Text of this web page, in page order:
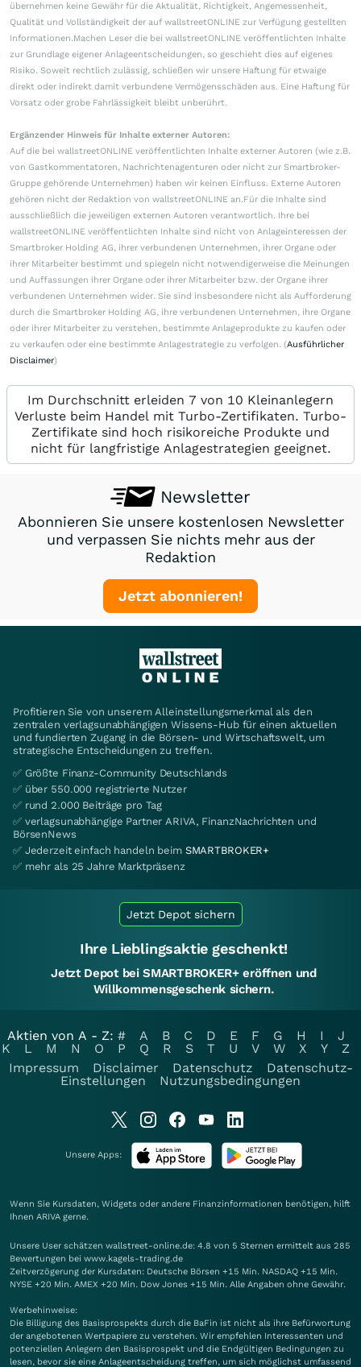
übernehmen keine Gewähr für die Aktualität, Richtigkeit, Angemessenheit,
Qualität und Vollständigkeit der auf wallstreetONLINE zur Verfügung gestellten
Informationen.Machen Leser die bei wallstreetONLINE veröffentlichten Inhalte
zur Grundlage eigener Anlageentscheidungen, so geschieht dies auf eigenes
Risiko. Soweit rechtlich zulässig, schließen wir unsere Haftung für etwaige
direkt oder indirekt damit verbundene Vermögensschäden aus. Eine Haftung für
Vorsatz oder grobe Fahrlässigkeit bleibt unberührt.
Ergänzender Hinweis für Inhalte externer Autoren:
Auf die bei wallstreetONLINE veröffentlichten Inhalte externer Autoren (wie z.B.
von Gastkommentatoren, Nachrichtenagenturen oder nicht zur Smartbroker-
Gruppe gehörende Unternehmen) haben wir keinen Einfluss. Externe Autoren
gehören nicht der Redaktion von wallstreetONLINE an.Für die Inhalte sind
ausschließlich die jeweiligen externen Autoren verantwortlich. Ihre bei
wallstreetONLINE veröffentlichten Inhalte sind nicht von Anlageinteressen der
Smartbroker Holding AG, ihrer verbundenen Unternehmen, ihrer Organe oder
ihrer Mitarbeiter bestimmt und spiegeln nicht notwendigerweise die Meinungen
und Auffassungen ihrer Organe oder ihrer Mitarbeiter bzw. der Organe ihrer
verbundenen Unternehmen wider. Sie sind insbesondere nicht als Aufforderung
durch die Smartbroker Holding AG, ihre verbundenen Unternehmen, ihre Organe
oder ihrer Mitarbeiter zu verstehen, bestimmte Anlageprodukte zu kaufen oder
zu verkaufen oder eine bestimmte Anlagestrategie zu verfolgen. (Ausführlicher
Disclaimer)
Im Durchschnitt erleiden 7 von 10 Kleinanlegern
Verluste beim Handel mit Turbo-Zertifikaten. Turbo-
Zertifikate sind hoch risikoreiche Produkte und
nicht für langfristige Anlagestrategien geeignet.
Newsletter
Abonnieren Sie unsere kostenlosen Newsletter
und verpassen Sie nichts mehr aus der
Redaktion
Jetzt abonnieren!
Profitieren Sie von unserem Alleinstellungsmerkmal als den
zentralen verlagsunabhängigen Wissens-Hub für einen aktuellen
und fundierten Zugang in die Börsen- und Wirtschaftswelt, um
strategische Entscheidungen zu treffen.
✅ Größte Finanz-Community Deutschlands
✅ über 550.000 registrierte Nutzer
✅ rund 2.000 Beiträge pro Tag
✅ verlagsunabhängige Partner ARIVA, FinanzNachrichten und
BörsenNews
✅ Jederzeit einfach handeln beim SMARTBROKER+
✅ mehr als 25 Jahre Marktpräsenz
Jetzt Depot sichern
Ihre Lieblingsaktie geschenkt!
Jetzt Depot bei SMARTBROKER+ eröffnen und
Willkommensgeschenk sichern.
Aktien von A - Z: # A B C D E F G H I
J
K
L M N O P Q R S T U V W X Y
Z
Impressum
Disclaimer Datenschutz
Datenschutz-
Einstellungen
Nutzungsbedingungen
Unsere Apps:
Wenn Sie Kursdaten, Widgets oder andere Finanzinformationen benötigen, hilft
Ihnen ARIVA gerne.
Unsere User schätzen wallstreet-online.de: 4.8 von 5 Sternen ermittelt aus 285
Bewertungen bei www.kagels-trading.de
Zeitverzögerung der Kursdaten: Deutsche Börsen +15 Min. NASDAQ +15 Min.
NYSE +20 Min. AMEX +20 Min. Dow Jones +15 Min. Alle Angaben ohne Gewähr.
Werbehinweise:
Die Billigung des Basisprospekts durch die BaFin ist nicht als ihre Befürwortung
der angebotenen Wertpapiere zu verstehen. Wir empfehlen Interessenten und
potenziellen Anlegern den Basisprospekt und die Endgültigen Bedingungen zu
lesen, bevor sie eine Anlageentscheidung treffen, um sich möglichst umfassend